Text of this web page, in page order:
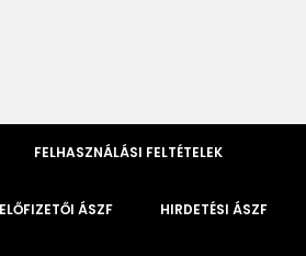
FELHASZNÁLÁSI FELTÉTELEK
ELŐFIZETŐI ÁSZF HIRDETÉSI ÁSZF